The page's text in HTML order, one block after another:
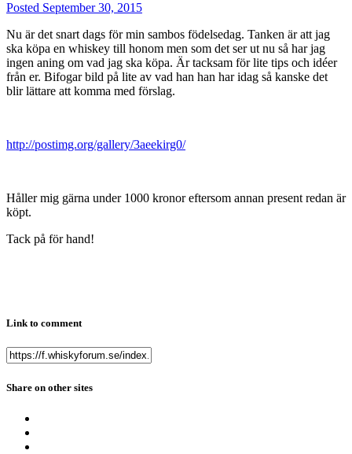
Posted September 30, 2015
Nu är det snart dags för min sambos födelsedag. Tanken är att jag
ska köpa en whiskey till honom men som det ser ut nu så har jag
ingen aning om vad jag ska köpa. Är tacksam för lite tips och idéer
från er. Bifogar bild på lite av vad han han har idag så kanske det
blir lättare att komma med förslag.
http://postimg.org/gallery/3aeekirg0/
Håller mig gärna under 1000 kronor eftersom annan present redan är
köpt.
Tack på för hand!
Link to comment
Share on other sites